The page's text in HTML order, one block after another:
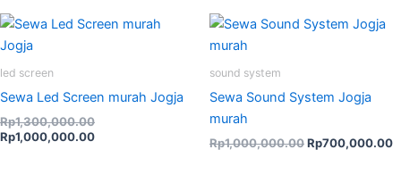
led screen
Sewa Led Screen murah Jogja
Rp1,300,000.00
Original
Rp1,000,000.00
Current
sound system
Sewa Sound System Jogja
murah
Rp1,000,000.00
Original
price
Rp700,000.00